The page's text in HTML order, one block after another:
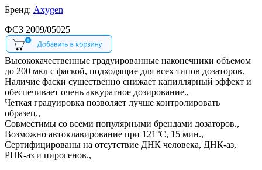
Бренд: Axygen
ФСЗ 2009/05025
Высококачественные градуированные наконечники объемом
до 200 мкл с фаской, подходящие для всех типов дозаторов.
Наличие фаски существенно снижает капиллярный эффект и
обеспечивает очень аккуратное дозирование.,
Четкая градуировка позволяет лучше контролировать
образец.,
Совместимы со всеми популярными брендами дозаторов.,
Возможно автоклавирование при 121°С, 15 мин.,
Сертифицированы на отсутствие ДНК человека, ДНК-аз,
РНК-аз и пирогенов.,